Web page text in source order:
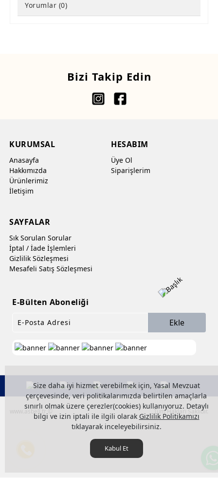
Yorumlar (0)
Size daha iyi hizmet verebilmek için, Yasal Mevzuat
çerçevesinde, veri politikalarımızda belirtilen amaçlarla
sınırlı olmak üzere çerezler(cookies) kullanıyoruz. Detaylı
bilgi ve izin iptali ile ilgili olarak Gizlilik Politikamızı
tıklayarak inceleyebilirsiniz.
Kabul Et
Bizi Takip Edin
KURUMSAL
Anasayfa
Hakkımızda
Ürünlerimiz
İletişim
HESABIM
Üye Ol
Siparişlerim
SAYFALAR
Sık Sorulan Sorular
İptal / İade İşlemleri
Gizlilik Sözleşmesi
Mesafeli Satış Sözleşmesi
E-Bülten Aboneliği
Ekle
www.asbell.tr © Tüm Hakları Saklıdır.